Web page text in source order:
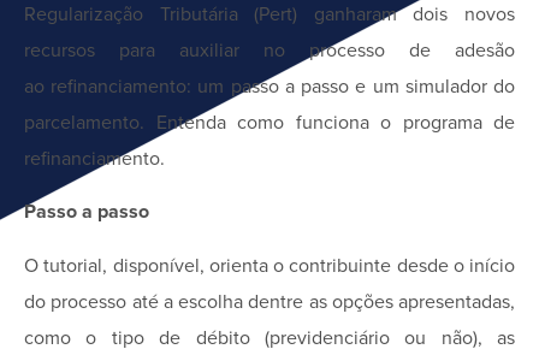
Regularização Tributária (Pert) ganharam dois novos
recursos para auxiliar no processo de adesão
ao refinanciamento: um passo a passo e um simulador do
parcelamento. Entenda como funciona o programa de
refinanciamento.
Passo a passo
O tutorial, disponível, orienta o contribuinte desde o início
do processo até a escolha dentre as opções apresentadas,
como o tipo de débito (previdenciário ou não), as